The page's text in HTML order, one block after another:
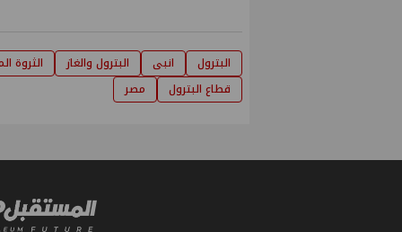
البترول انبى البترول والغاز الثروة
قطاع البترول
مصر